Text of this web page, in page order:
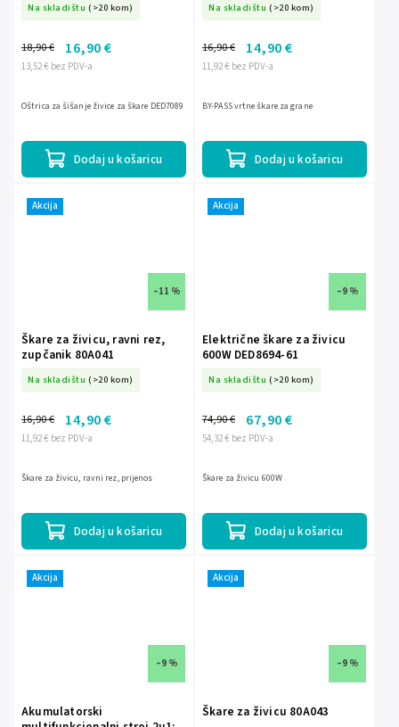
Na skladištu (>20 kom)
13,52 € bez PDV-a
18,90 € 16,90 €
Dodaj u košaricu
Oštrica za šišanje živice za škare DED7089
Na skladištu (>20 kom)
11,92 € bez PDV-a
16,90 € 14,90 €
Dodaj u košaricu
BY-PASS vrtne škare za grane
Akcija
–11 %
Škare za živicu, ravni rez,
zupčanik 80A041
Na skladištu (>20 kom)
11,92 € bez PDV-a
16,90 € 14,90 €
Dodaj u košaricu
Škare za živicu, ravni rez, prijenos
Akcija
–9 %
Električne škare za živicu
600W DED8694-61
Na skladištu (>20 kom)
54,32 € bez PDV-a
74,90 € 67,90 €
Dodaj u košaricu
Škare za živicu 600W
Akcija
–9 %
Akumulatorski
Akcija
–9 %
Škare za živicu 80A043